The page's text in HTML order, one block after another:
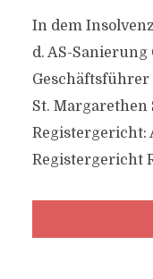
In dem
d. AS-
Geschäftsführer
St. Margarethen
Registergericht:
Registergericht